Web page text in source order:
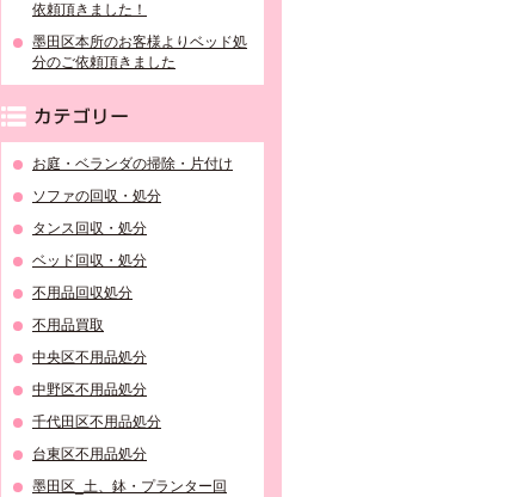
依頼頂きました！
墨田区本所のお客様よりベッド処
分のご依頼頂きました
お庭・ベランダの掃除・片付け
ソファの回収・処分
タンス回収・処分
ベッド回収・処分
不用品回収処分
不用品買取
中央区不用品処分
中野区不用品処分
千代田区不用品処分
台東区不用品処分
墨田区_土、鉢・プランター回